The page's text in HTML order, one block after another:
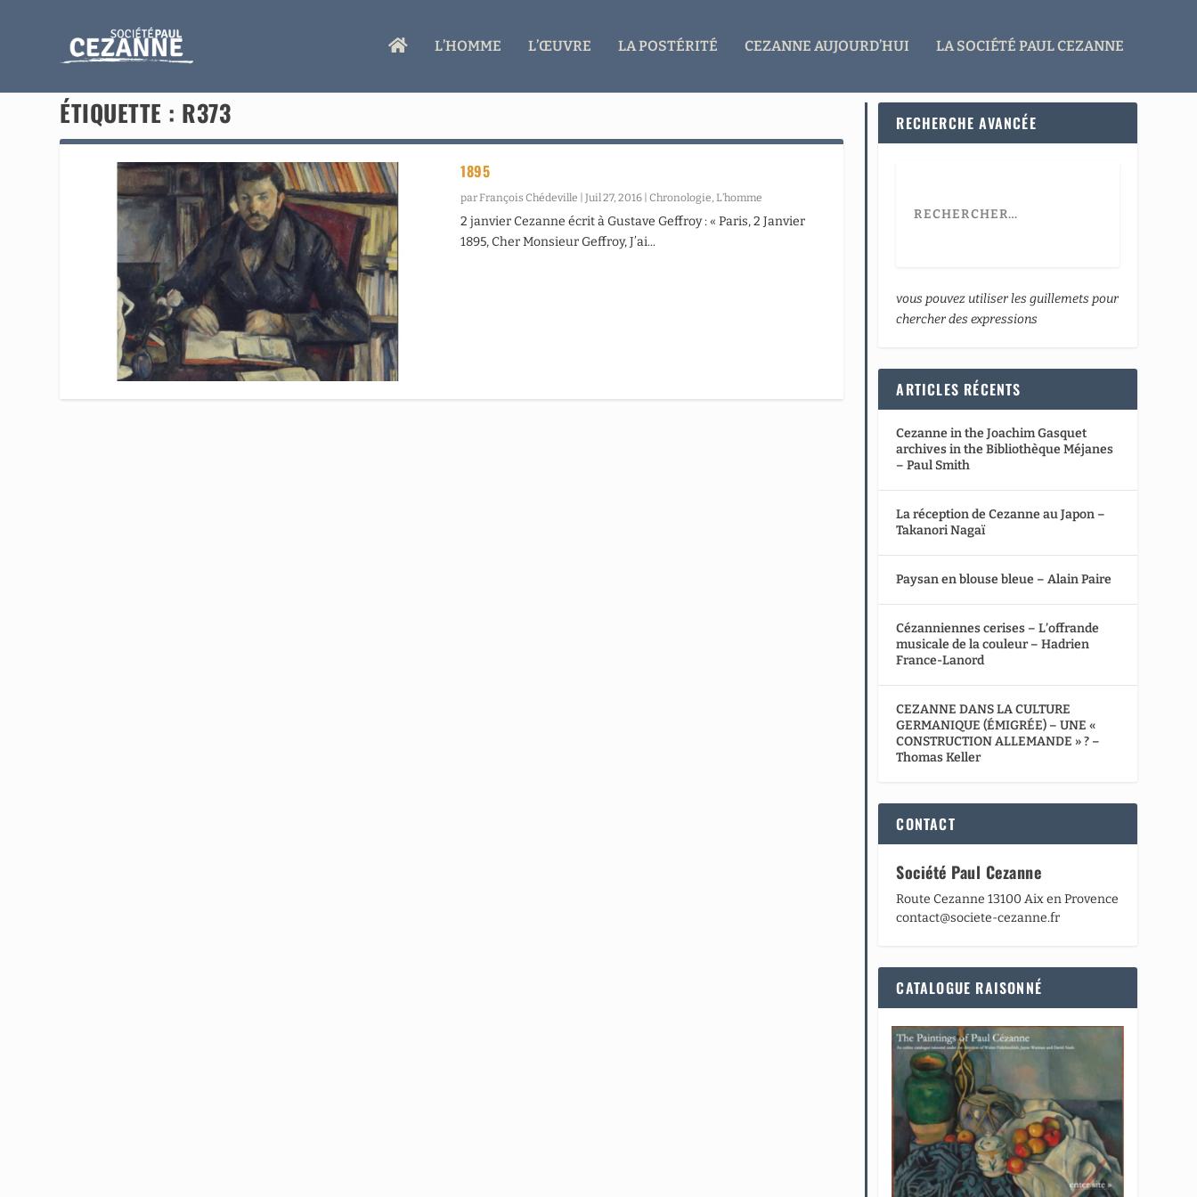
A
L’HOMME L’ŒUVRE LA POSTÉRITÉ CEZANNE AUJOURD’HUI LA SOCIÉTÉ PAUL CEZANNE
ÉTIQUETTE : R373
1895
parFrançois Chédeville |Juil 27, 2016 |Chronologie,L’homme
2 janvier Cezanne écrit à Gustave Geffroy : « Paris, 2 Janvier
1895, Cher Monsieur Geffroy, J’ai...
RECHERCHE AVANCÉE
vous pouvez utiliser les guillemets pour
chercher des expressions
ARTICLES RÉCENTS
Cezanne in the Joachim Gasquet
archives in the Bibliothèque Méjanes
– Paul Smith
La réception de Cezanne au Japon –
Takanori Nagaï
Paysan en blouse bleue – Alain Paire
Cézanniennes cerises – L’offrande
musicale de la couleur – Hadrien
France-Lanord
CEZANNE DANS LA CULTURE
GERMANIQUE (ÉMIGRÉE) – UNE «
CONSTRUCTION ALLEMANDE » ? –
Thomas Keller
CONTACT
Société Paul Cezanne
Route Cezanne 13100 Aix en Provence
contact@societe-cezanne.fr
CATALOGUE RAISONNÉ